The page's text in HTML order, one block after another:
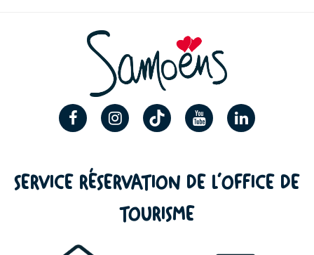
SERVICE RÉSERVATION DE L’OFFICE DE
TOURISME